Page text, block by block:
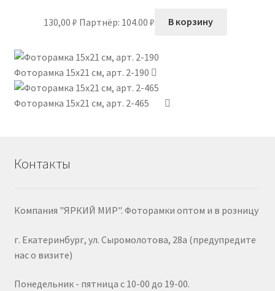
130,00 ₽ Партнёр: 104.00 ₽ В корзину
Фоторамка 15х21 см, арт. 2-190
Фоторамка 15х21 см, арт. 2-465
Контакты
Компания "ЯРКИЙ МИР". Фоторамки оптом и в розницу
г. Екатеринбург, ул. Сыромолотова, 28а (предупредите
нас о визите)
Понедельник - пятница с 10-00 до 19-00.